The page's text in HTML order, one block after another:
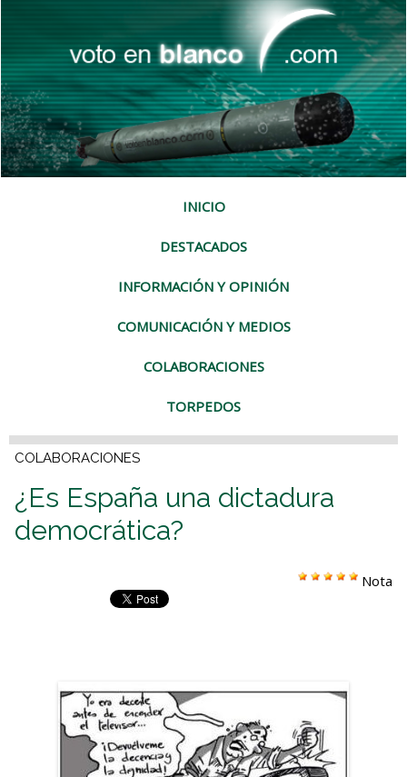
INICIO
DESTACADOS
INFORMACIÓN Y OPINIÓN
COMUNICACIÓN Y MEDIOS
COLABORACIONES
TORPEDOS
COLABORACIONES
¿Es España una dictadura
democrática?
Nota